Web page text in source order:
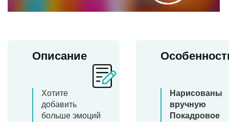
Описание
Хотите
добавить
больше эмоций
Нарисованы
вручную
Покадровое